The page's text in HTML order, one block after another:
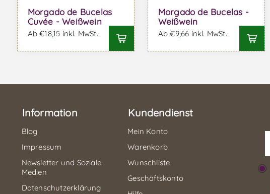
Morgado de Bucelas
Cuvée - Weißwein
Ab €18,15 inkl. MwSt.
Morgado de Bucelas -
Weißwein
Ab €9,66 inkl. MwSt.
Information
Blog
Impressum
Newsletter und Soziale
Medien
Datenschutzerklärung
Kundendienst
Mein Konto
Warenkorb
Wunschliste
Geschäftskonto